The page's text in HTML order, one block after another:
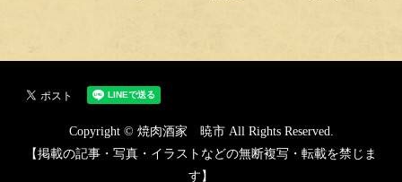
Copyright © 焼肉酒家 暁市 All Rights Reserved.
【掲載の記事・写真・イラストなどの無断複写・転載を禁じま
す】